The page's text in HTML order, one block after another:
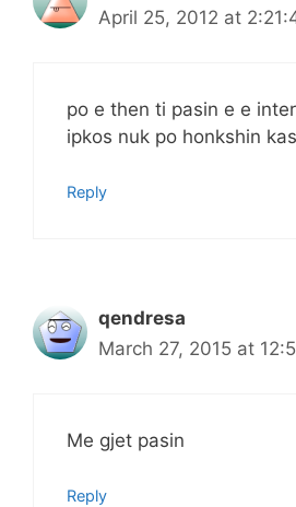
April 25, 2012 at
po e then ti pasin e e
ipkos nuk po honkshin
Reply
qendresa
March 27, 2015 at
Me gjet pasin
Reply